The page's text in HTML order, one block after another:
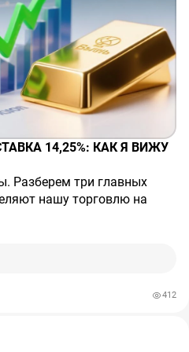
Разберем три главных
нашу торговлю на
на 2027 год —
ОПЕК+
пролива — это не
премия в цене Brent.
9.26 консолидируется
держится выше $83, любое
Но давайте честно
412